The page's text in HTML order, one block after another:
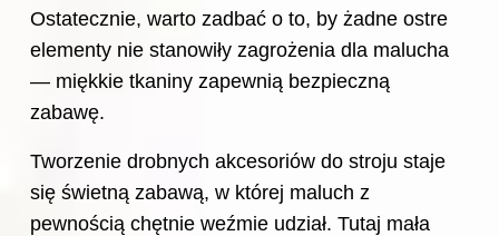
Ostatecznie, warto zadbać o to, by żadne ostre
elementy nie stanowiły zagrożenia dla malucha
— miękkie tkaniny zapewnią bezpieczną
zabawę.
Tworzenie drobnych akcesoriów do stroju staje
się świetną zabawą, w której maluch z
pewnością chętnie weźmie udział. Tutaj mała